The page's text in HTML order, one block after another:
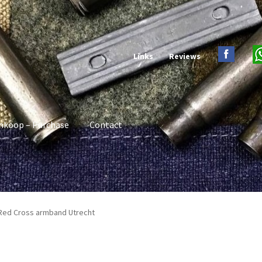
Links Reviews
– Purchase Contact
Cross armband Utrecht